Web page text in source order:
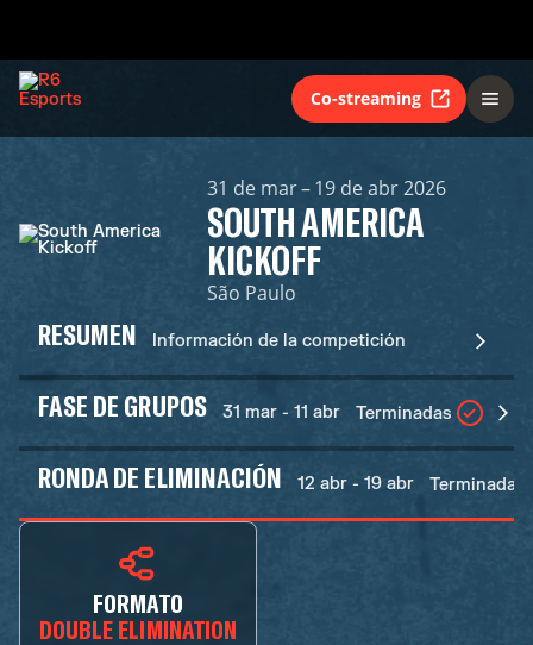
Co-streaming
31 de mar – 19 de abr 2026
SOUTH AMERICA
KICKOFF
São Paulo
RESUMEN Información de la competición
FASE DE GRUPOS 31 mar - 11 abr Terminadas
RONDA DE ELIMINACIÓN 12 abr - 19 abr Terminadas
FORMATO
DOUBLE ELIMINATION